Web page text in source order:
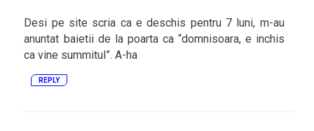
Desi pe site scria ca e deschis pentru 7 luni, m-au
anuntat baietii de la poarta ca “domnisoara, e inchis
ca vine summitul”. A-ha
REPLY